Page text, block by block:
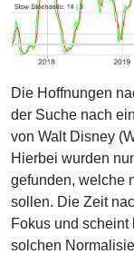
Die Hoffnungen
der Suche nach
von Walt Disney
Hierbei wurden
gefunden, welche
sollen. Die Zeit
Fokus und
solchen